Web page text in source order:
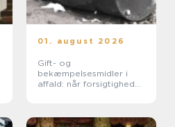
01. august 2026
Gift- og
bekæmpelsesmidler i
affald: når forsigtighed